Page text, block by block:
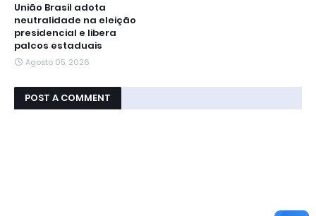
União Brasil adota
neutralidade na eleição
presidencial e libera
palcos estaduais
Agosto 05, 2026
POST A COMMENT